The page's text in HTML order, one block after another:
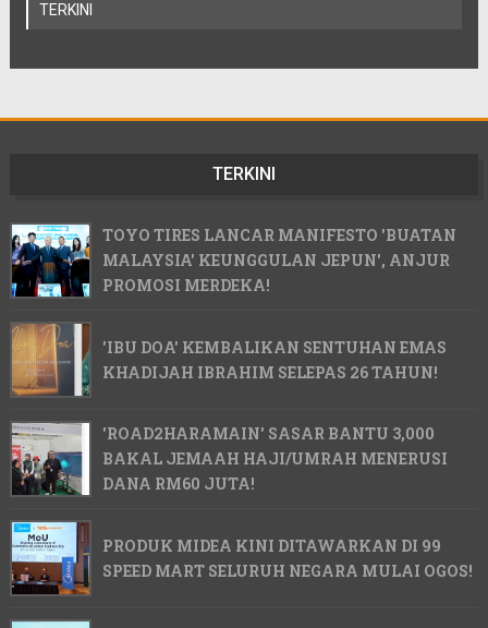
TERKINI
TERKINI
TOYO TIRES LANCAR MANIFESTO 'BUATAN
MALAYSIA' KEUNGGULAN JEPUN', ANJUR
PROMOSI MERDEKA!
'IBU DOA' KEMBALIKAN SENTUHAN EMAS
KHADIJAH IBRAHIM SELEPAS 26 TAHUN!
'ROAD2HARAMAIN' SASAR BANTU 3,000
BAKAL JEMAAH HAJI/UMRAH MENERUSI
DANA RM60 JUTA!
PRODUK MIDEA KINI DITAWARKAN DI 99
SPEED MART SELURUH NEGARA MULAI OGOS!